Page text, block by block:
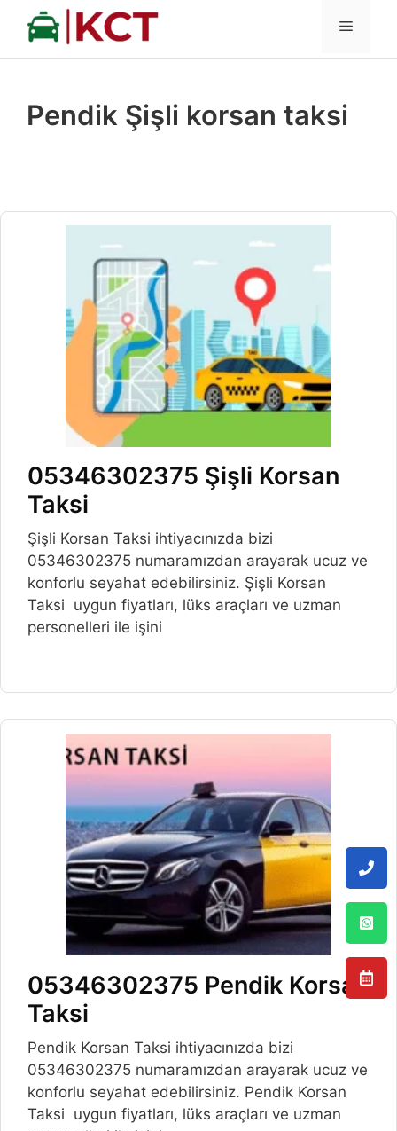
İçeriğe
MENÜ
Pendik Şişli korsan taksi
05346302375 Şişli Korsan
Taksi
Şişli Korsan Taksi ihtiyacınızda bizi
05346302375 numaramızdan arayarak ucuz ve
konforlu seyahat edebilirsiniz. Şişli Korsan
Taksi uygun fiyatları, lüks araçları ve uzman
personelleri ile işini
05346302375 Pendik Korsan
Taksi
Pendik Korsan Taksi ihtiyacınızda bizi
05346302375 numaramızdan arayarak ucuz ve
konforlu seyahat edebilirsiniz. Pendik Korsan
Taksi uygun fiyatları, lüks araçları ve uzman